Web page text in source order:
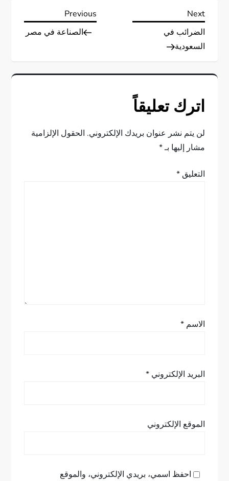
ت
ص
ا
ل
Previous
Post
Previous
الصناعة في مصر
Next
Post
Next
الضرائب في
السعودية
اترك تعليقاً
لن يتم نشر عنوان بريدك الإلكتروني. الحقول الإلزامية
مشار إليها بـ*
التعليق*
الاسم*
البريد الإلكتروني*
الموقع الإلكتروني
احفظ اسمي، بريدي الإلكتروني، والموقع